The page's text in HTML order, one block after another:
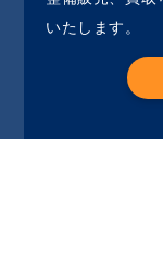
いたします。